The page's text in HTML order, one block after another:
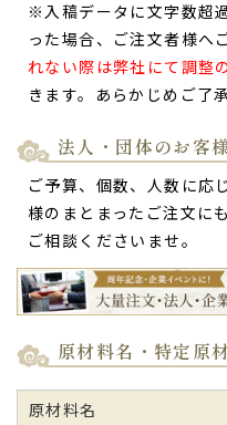
親父の古希祝
に買わせて
納期も早く、親父も喜んで
す。（購入者様）
ご購入頂いた商品：名入れ
離れて暮らす母に古
敵な贈り物
離れて暮らす母に、古希の
日があまりない中でしたが
て、母もとても喜んでいま
※入稿データに文字数超
った場合、ご注文者様へ
れない際は弊社にて調整
きます。あらかじめご了
法人・団体のお客
ご予算、個数、人数に応
様のまとまったご注文に
ご相談くださいませ。
原材料名・特定原
原材料名